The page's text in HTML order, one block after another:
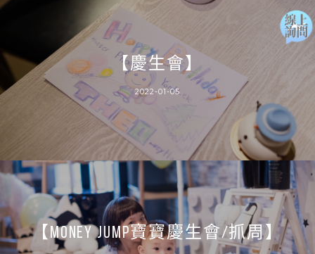
【慶生會】
2022-01-05
【MONEY JUMP寶寶慶生會/抓周】